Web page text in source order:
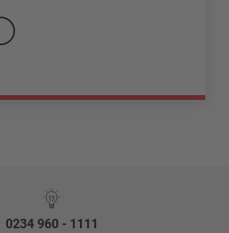
0234 960 - 1111